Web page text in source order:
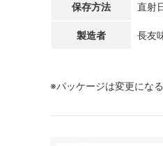
保存方法 直射
製造者 長友
※パッケージは変更にな